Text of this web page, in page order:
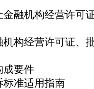
融机构经营许可
构经营许可证、
成要件
准适用指南